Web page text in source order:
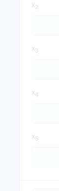
x2
x3
x4
x5